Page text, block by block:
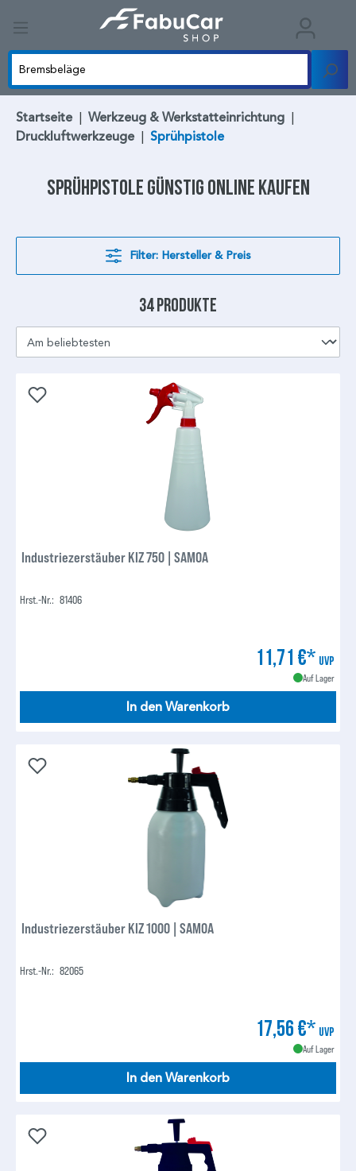
Startseite | Werkzeug & Werkstatteinrichtung |
Druckluftwerkzeuge | Sprühpistole
Sprühpistole günstig online kaufen
Filter: Hersteller & Preis
34 Produkte
Industriezerstäuber KIZ 750 | SAMOA
Hrst.-Nr.: 81406
11,71 €* UVP
Auf Lager
In den Warenkorb
Industriezerstäuber KIZ 1000 | SAMOA
Hrst.-Nr.: 82065
17,56 €* UVP
Auf Lager
In den Warenkorb